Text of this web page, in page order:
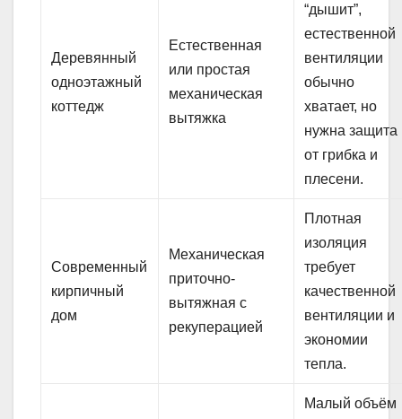
Деревянный
одноэтажный
коттедж
Естественная
или простая
механическая
вытяжка
“дышит”,
естественной
вентиляции
обычно
хватает, но
нужна защита
от грибка и
плесени.
Современный
кирпичный
дом
Механическая
приточно-
вытяжная с
рекуперацией
Плотная
изоляция
требует
качественной
вентиляции и
экономии
тепла.
Малый объём